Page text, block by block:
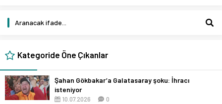
Kategoride Öne Çıkanlar
Şahan Gökbakar’a Galatasaray şoku: İhracı
isteniyor
10.07.2026 0